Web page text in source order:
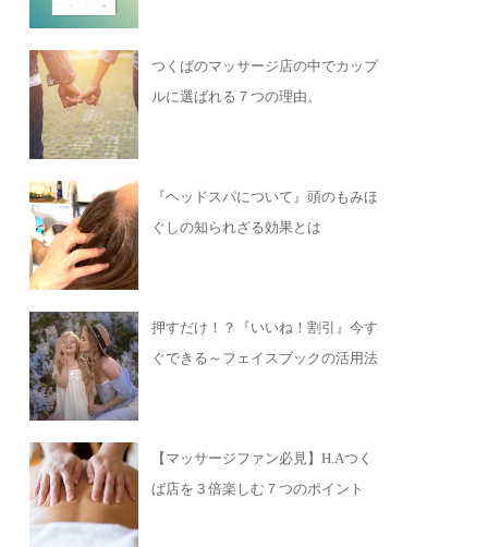
つくばのマッサージ店の中でカップ
ルに選ばれる７つの理由。
『ヘッドスパについて』頭のもみほ
ぐしの知られざる効果とは
押すだけ！？『いいね！割引』今す
ぐできる～フェイスブックの活用法
【マッサージファン必見】H.Aつく
ば店を３倍楽しむ７つのポイント